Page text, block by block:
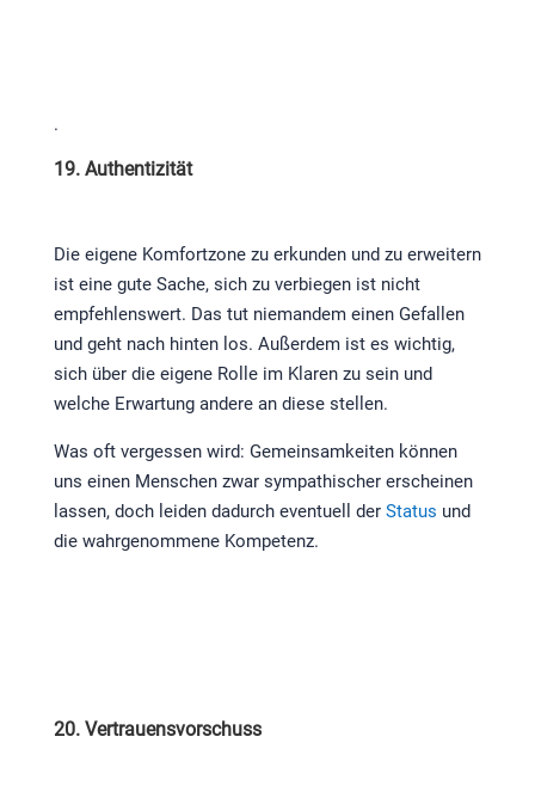
.
19. Authentizität
Die eigene Komfortzone zu erkunden und zu erweitern
ist eine gute Sache, sich zu verbiegen ist nicht
empfehlenswert. Das tut niemandem einen Gefallen
und geht nach hinten los. Außerdem ist es wichtig,
sich über die eigene Rolle im Klaren zu sein und
welche Erwartung andere an diese stellen.
Was oft vergessen wird: Gemeinsamkeiten können
uns einen Menschen zwar sympathischer erscheinen
lassen, doch leiden dadurch eventuell der Status und
die wahrgenommene Kompetenz.
20. Vertrauensvorschuss